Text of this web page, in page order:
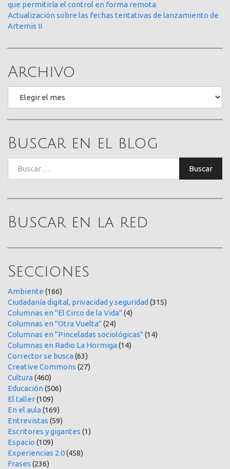
que permitiría el control en forma remota
Actualización sobre las fechas tentativas de lanzamiento de
Artemis II
Archivo
Buscar en el blog
Buscar
Buscar en la red
Secciones
Ambiente (166)
Ciudadanía digital, privacidad y seguridad (315)
Columnas en "El Circo de la Vida"(4)
Columnas en "Otra Vuelta"(24)
Columnas en "Pinceladas sociológicas"(14)
Columnas en Radio La Hormiga(14)
Corrector se busca(63)
Creative Commons (27)
Cultura(460)
Educación(506)
El taller(109)
En el aula(169)
Entrevistas (59)
Escritores y gigantes (1)
Espacio (109)
Experiencias 2.0(458)
Frases (236)